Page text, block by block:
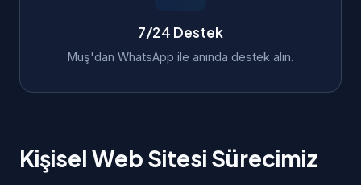
7/24 Destek
Muş'dan WhatsApp ile anında destek alın.
Kişisel Web Sitesi Sürecimiz